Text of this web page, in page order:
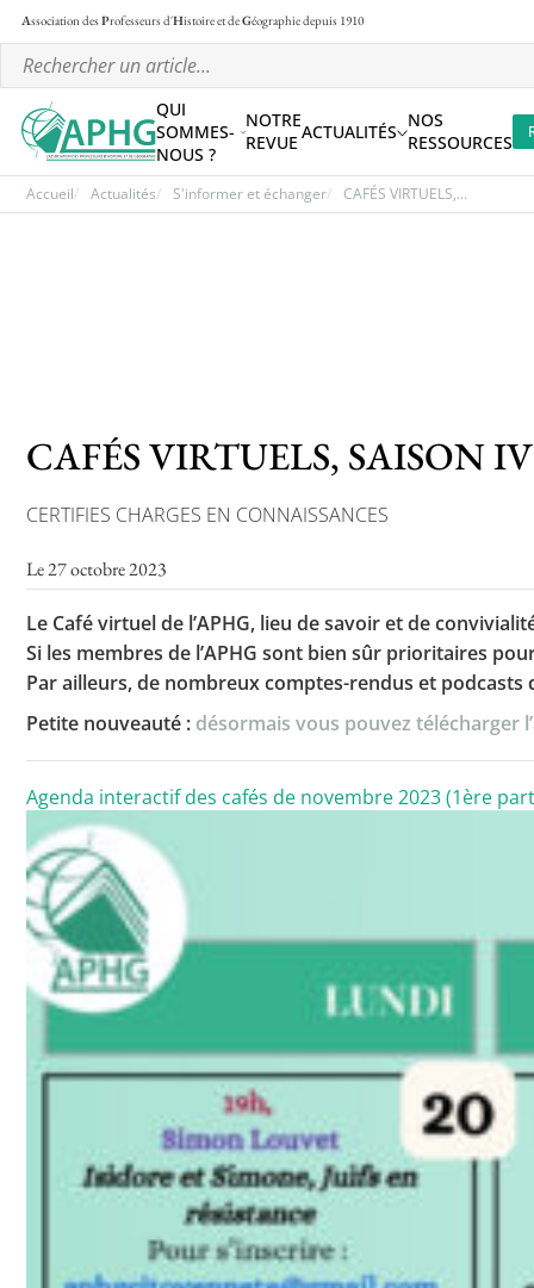
Association desProfesseurs d'Histoire et deGéographiedepuis 1910
QUI
SOMMES-
NOUS ?
NOTRE
REVUE ACTUALITÉS NOS
RESSOURCES
Accueil Actualités S'informer et échanger CAFÉS VIRTUELS,...
CAFÉS VIRTUELS, SAISON
CERTIFIES CHARGES EN CONNAISSANCES
Le 27 octobre 2023
Le Café virtuel de l’APHG, lieu de savoir et de
Si les membres de l’APHG sont bien sûr prioritaires
Par ailleurs, de nombreux comptes-rendus et
Petite nouveauté : désormais vous pouvez télécharger
Agenda interactif des cafés de novembre 2023 (1ère